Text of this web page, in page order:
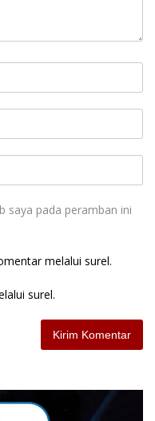
saya pada peramban ini
melalui surel.
surel.